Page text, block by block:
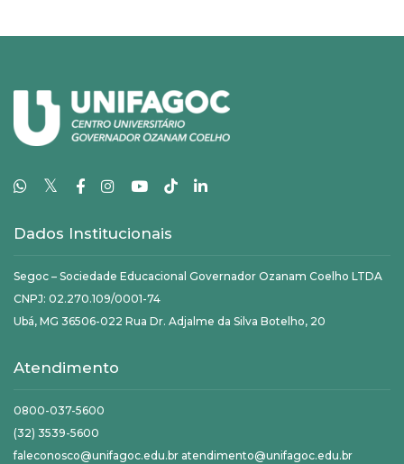
𝕏
Dados Institucionais
Segoc – Sociedade Educacional Governador Ozanam Coelho LTDA
CNPJ: 02.270.109/0001-74
Ubá, MG 36506-022 Rua Dr. Adjalme da Silva Botelho, 20
Atendimento
0800-037-5600
(32) 3539-5600
faleconosco@unifagoc.edu.br atendimento@unifagoc.edu.br